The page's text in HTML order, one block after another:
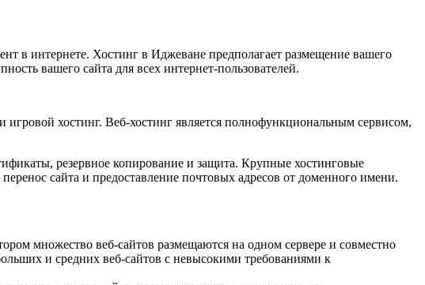
в интернете. Хостинг в Иджеване предполагает размещение вашего
вашего сайта для всех интернет-пользователей.
хостинг. Веб-хостинг является полнофункциональным сервисом,
резервное копирование и защита. Крупные хостинговые
сайта и предоставление почтовых адресов от доменного имени.
множество веб-сайтов размещаются на одном сервере и совместно
и средних веб-сайтов с невысокими требованиями к